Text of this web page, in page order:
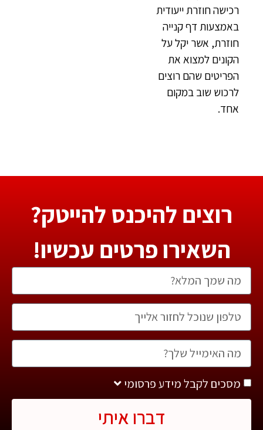
רכישה חוזרת ייעודית
באמצעות דף קנייה
חוזרת, אשר יקל על
הקונים למצוא את
הפריטים שהם רוצים
לרכוש שוב במקום
אחד.
רוצים להיכנס להייטק?
השאירו פרטים עכשיו!
מסכים לקבל מידע פרסומי
דברו איתי